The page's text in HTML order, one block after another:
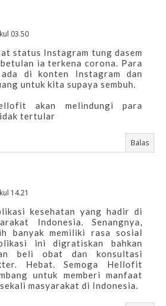
03.50
status Instagram tung dasem
ia terkena corona. Para
di konten Instagram dan
untuk kita supaya sembuh.
akan melindungi para
tertular
Balas
14.21
kesehatan yang hadir di
Indonesia. Senangnya,
banyak memiliki rasa sosial
ini digratiskan bahkan
beli obat dan konsultasi
Hebat. Semoga Hellofit
untuk memberi manfaat
masyarakat di Indonesia.